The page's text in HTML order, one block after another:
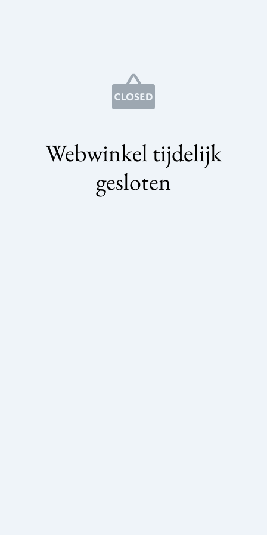
Webwinkel tijdelijk
gesloten